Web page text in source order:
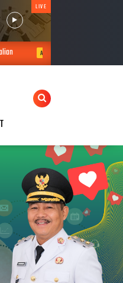
LIVE
Dana Desa Muba Tercepat dan